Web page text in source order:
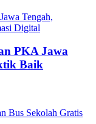
PKA Jawa
Baik